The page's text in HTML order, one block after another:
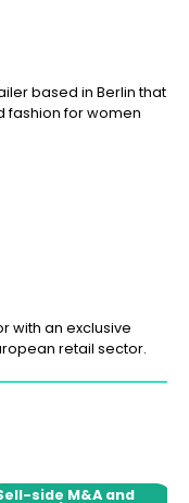
based in Berlin that
fashion for women
with an exclusive
retail sector.
side M&A and